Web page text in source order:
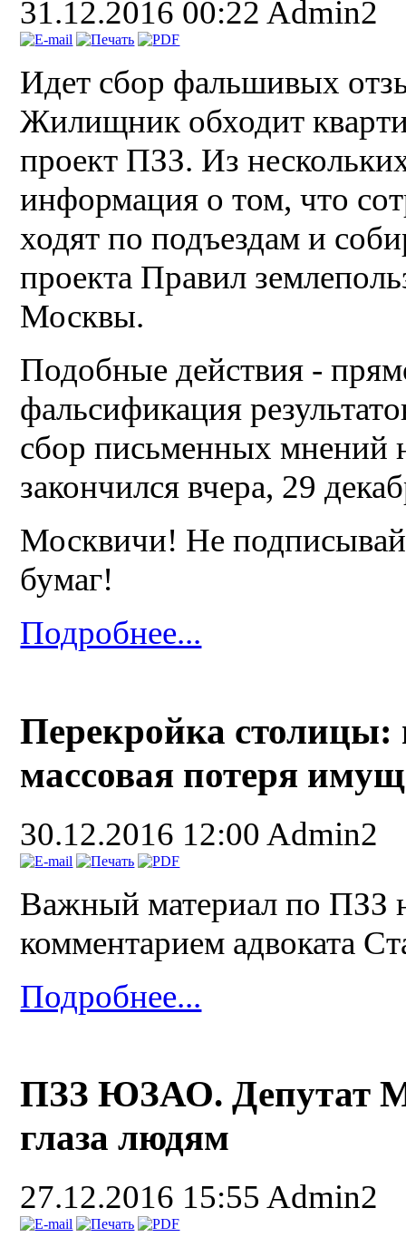
31.12.2016 00:22 Admin2
Идет сбор фальшивых
Жилищник обходит
проект ПЗЗ. Из
информация о том, что
ходят по подъездам и
проекта Правил
Москвы.
Подобные действия -
фальсификация
сбор письменных мнений
закончился вчера, 29
Москвичи! Не
бумаг!
Подробнее...
Перекройка столицы:
массовая потеря
30.12.2016 12:00 Admin2
Важный материал по
комментарием адвоката
Подробнее...
ПЗЗ ЮЗАО. Депутат
глаза людям
27.12.2016 15:55Admin2